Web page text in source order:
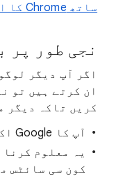
ساتھ Chrome کا اشتراک کرنے کا طریقہ سیکھیں
نجی طور پر
اگر آپ دیگر
ان کرتے ہیں تو
کریں تاکہ دیگر
آپ کا Google اکاؤنٹ استعمال کرنا
یہ معلوم کرنا
کون سی سائٹس